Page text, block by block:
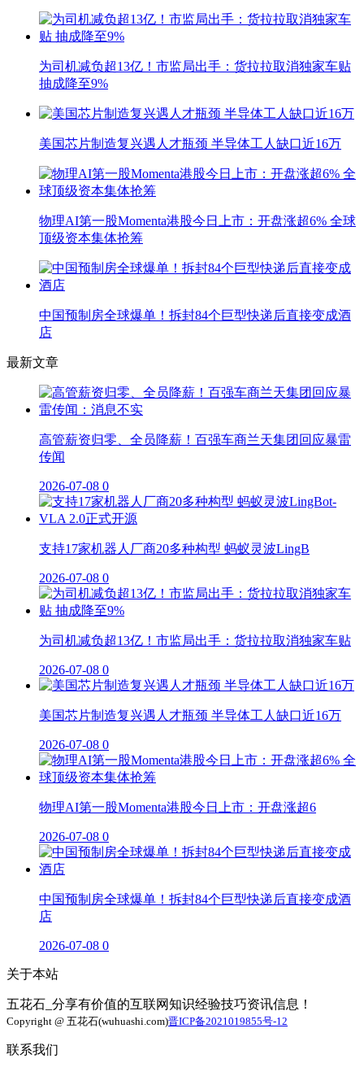
为司机减负超13亿！市监局出手：货拉拉取消独家车贴
抽成降至9%
美国芯片制造复兴遇人才瓶颈 半导体工人缺口近16万
物理AI第一股Momenta港股今日上市：开盘涨超6% 全球
顶级资本集体抢筹
中国预制房全球爆单！拆封84个巨型快递后直接变成酒
店
最新文章
高管薪资归零、全员降薪！百强车商兰天集团回应暴雷
传闻
2026-07-08 0
支持17家机器人厂商20多种构型 蚂蚁灵波LingB
2026-07-08 0
为司机减负超13亿！市监局出手：货拉拉取消独家车贴
2026-07-08 0
美国芯片制造复兴遇人才瓶颈 半导体工人缺口近16万
2026-07-08 0
物理AI第一股Momenta港股今日上市：开盘涨超6
2026-07-08 0
中国预制房全球爆单！拆封84个巨型快递后直接变成酒
店
2026-07-08 0
关于本站
五花石_分享有价值的互联网知识经验技巧资讯信息！
Copyright @ 五花石(wuhuashi.com)晋ICP备2021019855号-12
联系我们